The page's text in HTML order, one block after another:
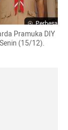
Perbesar
Pramuka DIY
(15/12).